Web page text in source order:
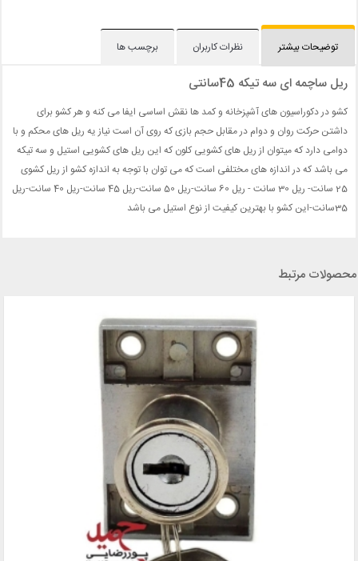
توضیحات بیشتر نظرات کاربران برچسب ها
ریل ساچمه ای سه تیکه 45سانتی
کشو در دکوراسیون های آشپزخانه و کمد ها نقش اساسی ایفا می کنه و هر کشو برای
داشتن حرکت روان و دوام در مقابل حجم بازی که روی آن است نیاز یه ریل های محکم و با
دوامی دارد که میتوان از ریل های کشویی کلون که این ریل های کشویی استیل و سه تیکه
می باشد که در اندازه های مختلفی است که می توان با توجه به اندازه کشو از ریل کشوی
25 سانت- ریل 30 سانت - ریل 60 سانت-ریل 50 سانت-ریل 45 سانت-ریل 40 سانت-ریل
35سانت-این کشو با بهترین کیفیت از نوع استیل می باشد
محصولات مرتبط